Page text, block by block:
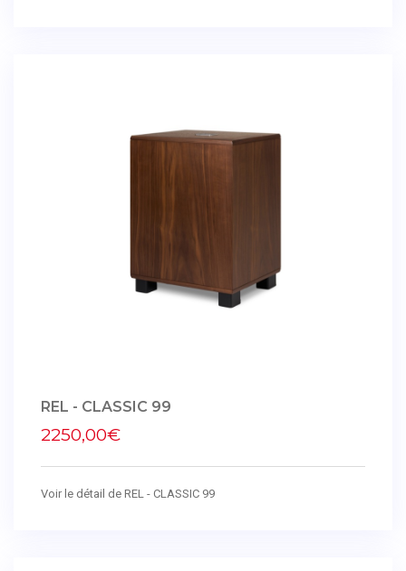
REL - CLASSIC 99
2250,00€
Voir le détail de REL - CLASSIC 99